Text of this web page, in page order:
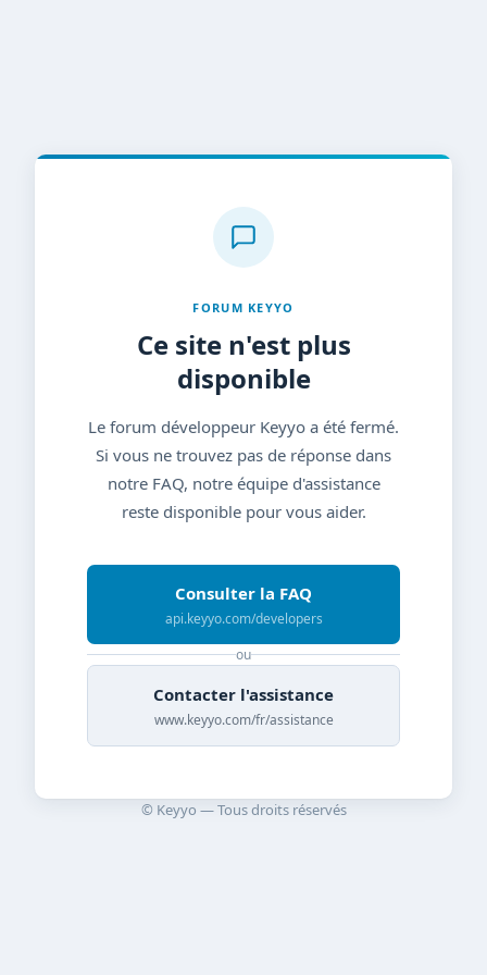
FORUM KEYYO
Ce site n'est plus
disponible
Le forum développeur Keyyo a été fermé.
Si vous ne trouvez pas de réponse dans
notre FAQ, notre équipe d'assistance
reste disponible pour vous aider.
Consulter la FAQ
api.keyyo.com/developers
ou
Contacter l'assistance
www.keyyo.com/fr/assistance
© Keyyo — Tous droits réservés